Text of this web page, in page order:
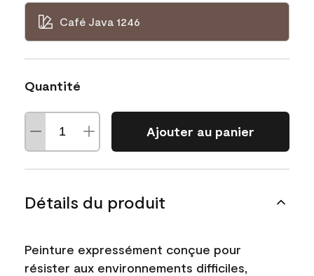
Café Java 1246
Quantité
Ajouter au panier
Détails du produit
Peinture expressément conçue pour
résister aux environnements difficiles,